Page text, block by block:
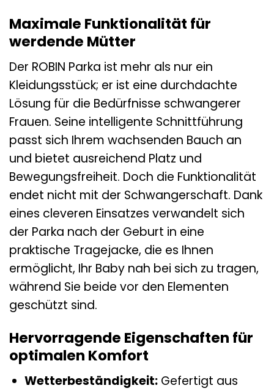
Maximale Funktionalität für
werdende Mütter
Der ROBIN Parka ist mehr als nur ein
Kleidungsstück; er ist eine durchdachte
Lösung für die Bedürfnisse schwangerer
Frauen. Seine intelligente Schnittführung
passt sich Ihrem wachsenden Bauch an
und bietet ausreichend Platz und
Bewegungsfreiheit. Doch die Funktionalität
endet nicht mit der Schwangerschaft. Dank
eines cleveren Einsatzes verwandelt sich
der Parka nach der Geburt in eine
praktische Tragejacke, die es Ihnen
ermöglicht, Ihr Baby nah bei sich zu tragen,
während Sie beide vor den Elementen
geschützt sind.
Hervorragende Eigenschaften für
optimalen Komfort
Wetterbeständigkeit:Gefertigt aus